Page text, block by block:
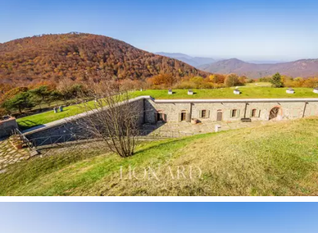
フィナーレ リーグレの後背地にありながらビー
チから 20 分の場所にあるため、ジェノバ、モン
テカルロ、ミラノからそれぞれ 45 分、1 時間
半、2 時間で簡単にアクセスできます。